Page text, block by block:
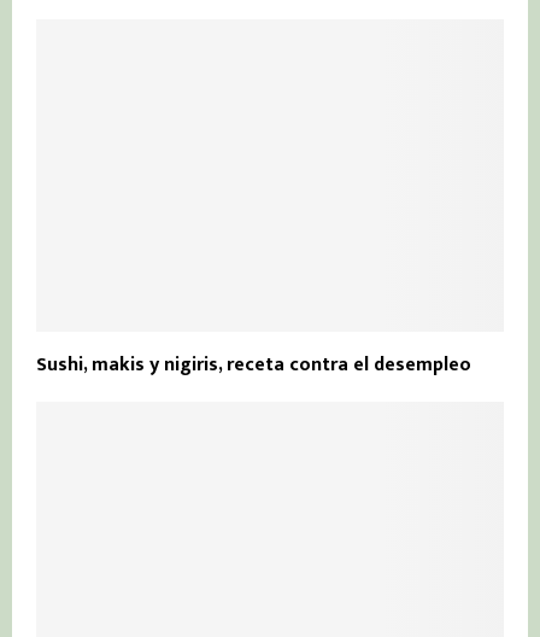
Sushi, makis y nigiris, receta contra el desempleo